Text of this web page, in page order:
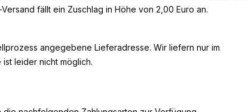
fällt ein Zuschlag in Höhe von 2,00 Euro an.
angegebene Lieferadresse. Wir liefern nur im
leider nicht möglich.